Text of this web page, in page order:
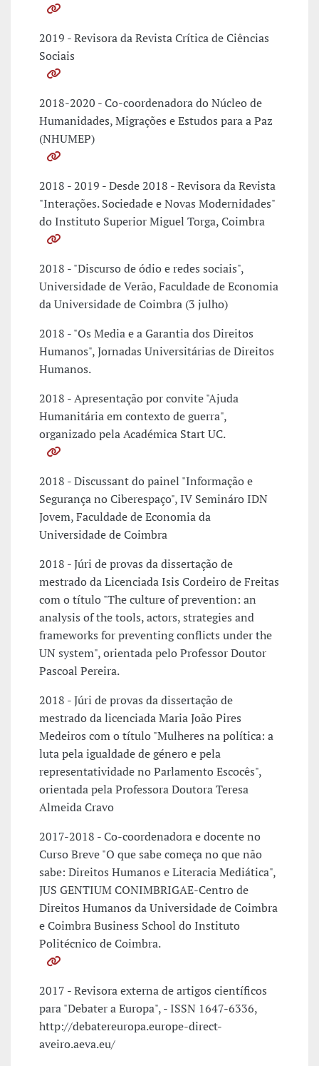
2019 - Revisora da Revista Crítica de Ciências
Sociais
2018-2020 - Co-coordenadora do Núcleo de
Humanidades, Migrações e Estudos para a Paz
(NHUMEP)
2018 - 2019 - Desde 2018 - Revisora da Revista
"Interações. Sociedade e Novas Modernidades"
do Instituto Superior Miguel Torga, Coimbra
2018 - "Discurso de ódio e redes sociais",
Universidade de Verão, Faculdade de Economia
da Universidade de Coimbra (3 julho)
2018 - "Os Media e a Garantia dos Direitos
Humanos", Jornadas Universitárias de Direitos
Humanos.
2018 - Apresentação por convite "Ajuda
Humanitária em contexto de guerra",
organizado pela Académica Start UC.
2018 - Discussant do painel "Informação e
Segurança no Ciberespaço", IV Semináro IDN
Jovem, Faculdade de Economia da
Universidade de Coimbra
2018 - Júri de provas da dissertação de
mestrado da Licenciada Isis Cordeiro de Freitas
com o título "The culture of prevention: an
analysis of the tools, actors, strategies and
frameworks for preventing conflicts under the
UN system", orientada pelo Professor Doutor
Pascoal Pereira.
2018 - Júri de provas da dissertação de
mestrado da licenciada Maria João Pires
Medeiros com o título "Mulheres na política: a
luta pela igualdade de género e pela
representatividade no Parlamento Escocês",
orientada pela Professora Doutora Teresa
Almeida Cravo
2017-2018 - Co-coordenadora e docente no
Curso Breve "O que sabe começa no que não
sabe: Direitos Humanos e Literacia Mediática",
JUS GENTIUM CONIMBRIGAE-Centro de
Direitos Humanos da Universidade de Coimbra
e Coimbra Business School do Instituto
Politécnico de Coimbra.
2017 - Revisora externa de artigos científicos
para "Debater a Europa", - ISSN 1647-6336,
http://debatereuropa.europe-direct-
aveiro.aeva.eu/